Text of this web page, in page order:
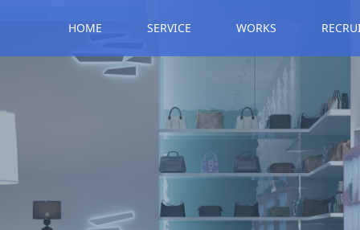
HOME SERVICE WORKS